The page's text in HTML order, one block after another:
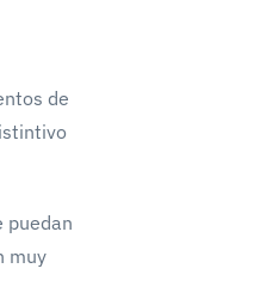
de
puedan
muy